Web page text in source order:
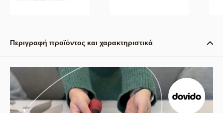
Περιγραφή προϊόντος και χαρακτηριστικά